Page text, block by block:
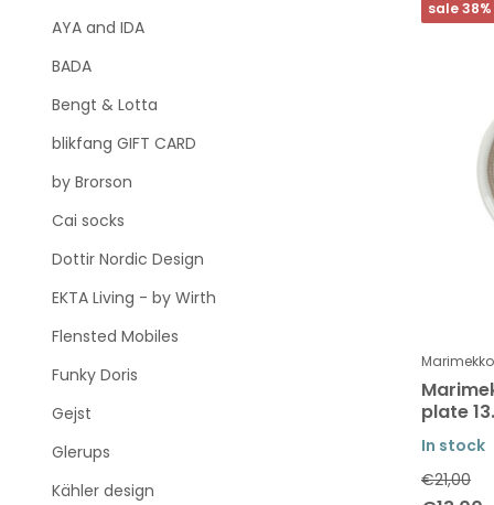
AYA and IDA
BADA
Bengt & Lotta
blikfang GIFT CARD
by Brorson
Cai socks
Dottir Nordic Design
EKTA Living - by Wirth
Flensted Mobiles
Funky Doris
Gejst
Glerups
Kähler design
sale 38%
Marimekko
plate
In stock
€21,00